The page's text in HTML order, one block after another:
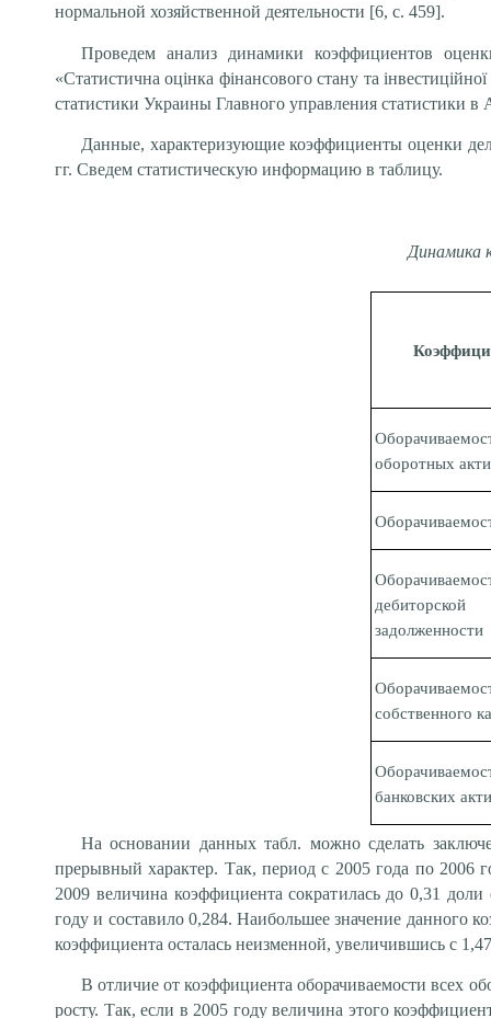
нормальной хозяйственной деятельности [6, с. 459].
Проведем анализ динамики коэффициентов
«Статистична оцінка фінансового стану та
статистики Украины Главного управления статистики
Данные, характеризующие коэффициенты оценки
гг. Сведем статистическую информацию в таблицу.
Динамика
оборотных
дебиторской
задолженности
собственного
банковских
На основании данных табл. можно сделать
прерывный характер. Так, период с 2005 года по 2006
2009 величина коэффициента сократилась до 0,31
году и составило 0,284. Наибольшее значение данного
коэффициента осталась неизменной, увеличившись с
В отличие от коэффициента оборачиваемости всех
росту. Так, если в 2005 году величина этого